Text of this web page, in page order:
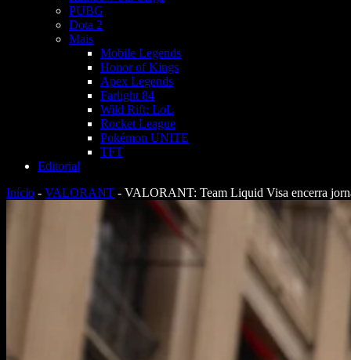
PUBG
Dota 2
Mais
Mobile Legends
Honor of Kings
Apex Legends
Farlight 84
Wild Rift: LoL
Rocket League
Pokémon UNITE
TFT
Editorial
Início - VALORANT - VALORANT: Team Liquid Visa encerra